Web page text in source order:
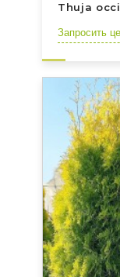
Thuja
Запросить